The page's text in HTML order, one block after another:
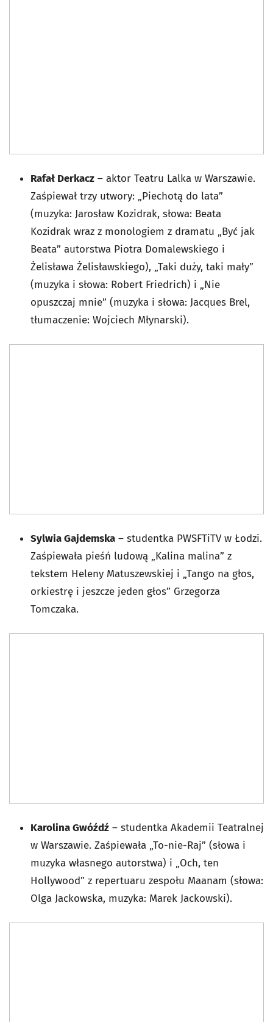
Rafał Derkacz – aktor Teatru Lalka w Warszawie.
Zaśpiewał trzy utwory: „Piechotą do lata”
(muzyka: Jarosław Kozidrak, słowa: Beata
Kozidrak wraz z monologiem z dramatu „Być jak
Beata” autorstwa Piotra Domalewskiego i
Żelisława Żelisławskiego), „Taki duży, taki mały”
(muzyka i słowa: Robert Friedrich) i „Nie
opuszczaj mnie” (muzyka i słowa: Jacques Brel,
tłumaczenie: Wojciech Młynarski).
Sylwia Gajdemska – studentka PWSFTiTV w Łodzi.
Zaśpiewała pieśń ludową „Kalina malina” z
tekstem Heleny Matuszewskiej i „Tango na głos,
orkiestrę i jeszcze jeden głos” Grzegorza
Tomczaka.
Karolina Gwóźdź – studentka Akademii Teatralnej
w Warszawie. Zaśpiewała „To-nie-Raj” (słowa i
muzyka własnego autorstwa) i „Och, ten
Hollywood” z repertuaru zespołu Maanam (słowa:
Olga Jackowska, muzyka: Marek Jackowski).